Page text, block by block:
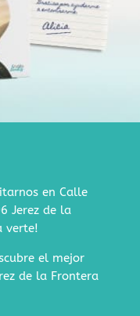
en Calle
Jerez de la
verte!
el mejor
de la Frontera